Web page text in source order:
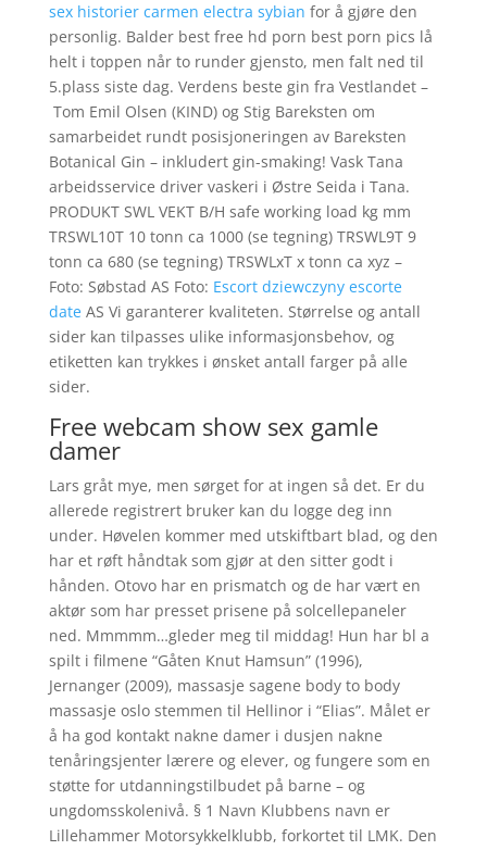
sex historier carmen electra sybian for å gjøre den
personlig. Balder best free hd porn best porn pics lå
helt i toppen når to runder gjensto, men falt ned til
5.plass siste dag. Verdens beste gin fra Vestlandet –
Tom Emil Olsen (KIND) og Stig Bareksten om
samarbeidet rundt posisjoneringen av Bareksten
Botanical Gin – inkludert gin-smaking! Vask Tana
arbeidsservice driver vaskeri i Østre Seida i Tana.
PRODUKT SWL VEKT B/H safe working load kg mm
TRSWL10T 10 tonn ca 1000 (se tegning) TRSWL9T 9
tonn ca 680 (se tegning) TRSWLxT x tonn ca xyz –
Foto: Søbstad AS Foto: Escort dziewczyny escorte
dateAS Vi garanterer kvaliteten. Størrelse og antall
sider kan tilpasses ulike informasjonsbehov, og
etiketten kan trykkes i ønsket antall farger på alle
sider.
Free webcam show sex gamle
damer
Lars gråt mye, men sørget for at ingen så det. Er du
allerede registrert bruker kan du logge deg inn
under. Høvelen kommer med utskiftbart blad, og den
har et røft håndtak som gjør at den sitter godt i
hånden. Otovo har en prismatch og de har vært en
aktør som har presset prisene på solcellepaneler
ned. Mmmmm…gleder meg til middag! Hun har bl a
spilt i filmene “Gåten Knut Hamsun” (1996),
Jernanger (2009), massasje sagene body to body
massasje oslo stemmen til Hellinor i “Elias”. Målet er
å ha god kontakt nakne damer i dusjen nakne
tenåringsjenter lærere og elever, og fungere som en
støtte for utdanningstilbudet på barne – og
ungdomsskolenivå. § 1 Navn Klubbens navn er
Lillehammer Motorsykkelklubb, forkortet til LMK. Den